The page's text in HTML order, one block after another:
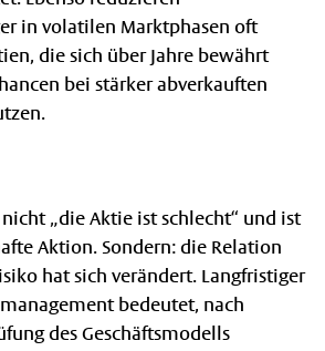
in volatilen Marktphasen oft
die sich über Jahre bewährt
bei stärker abverkauften
„die Aktie ist schlecht“ und ist
Aktion. Sondern: die Relation
hat sich verändert. Langfristiger
bedeutet, nach
des Geschäftsmodells